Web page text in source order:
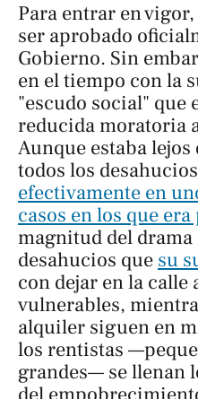
Para entrar en
ser aprobado
Gobierno. Sin
en el tiempo con la
"escudo social" que
reducida moratoria
Aunque estaba
todos los
efectivamente en
casos en los que
magnitud del drama
desahucios que su
con dejar en la calle
vulnerables,
alquiler siguen en
los rentistas
grandes— se llenan